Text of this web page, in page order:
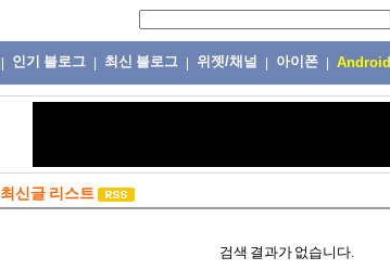
인기 블로그 최신 블로그 위젯/채널 아이폰 Android
최신글 리스트
검색 결과가 없습니다.